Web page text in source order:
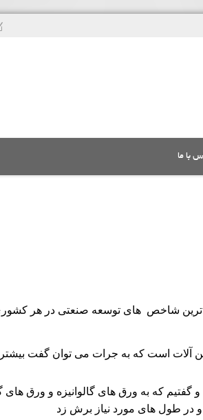
با ما
شاخص های توسعه صنعتی در هر
آلات است که به جرات می توان گفت
که به ورق های گالوانیزه و ورق های
و در طول های مورد نیاز برش زد